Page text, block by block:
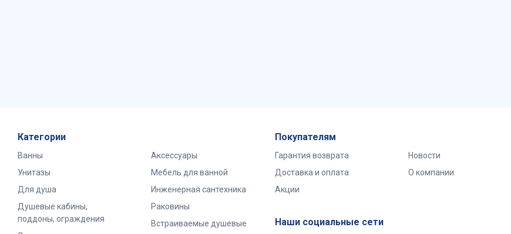
Категории
Ванны
Унитазы
Для душа
Душевые кабины,
поддоны, ограждения
Аксессуары
Мебель для ванной
Инженерная сантехника
Раковины
Встраиваемые душевые
Покупателям
Гарантия возврата
Доставка и оплата
Акции
Новости
О компании
Наши социальные сети